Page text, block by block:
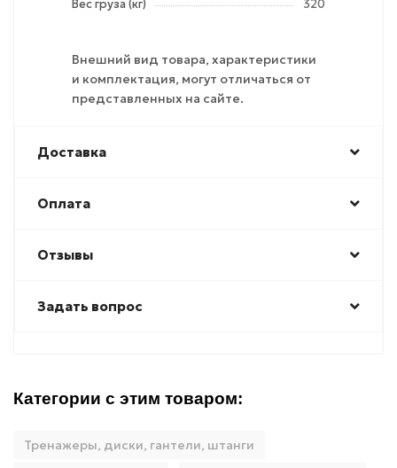
Вес груза (кг) 320
Внешний вид товара, характеристики
и комплектация, могут отличаться от
представленных на сайте.
Доставка
Оплата
Отзывы
Задать вопрос
Категории с этим товаром:
Тренажеры, диски, гантели, штанги